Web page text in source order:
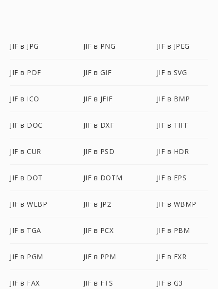
JIF в JPG JIF в PNG JIF в JPEG
JIF в PDF JIF в GIF JIF в SVG
JIF в ICO JIF в JFIF JIF в BMP
JIF в DOC JIF в DXF JIF в TIFF
JIF в CUR JIF в PSD JIF в HDR
JIF в DOT JIF в DOTM JIF в EPS
JIF в WEBP JIF в JP2 JIF в WBMP
JIF в TGA JIF в PCX JIF в PBM
JIF в PGM JIF в PPM JIF в EXR
JIF в FAX JIF в FTS JIF в G3